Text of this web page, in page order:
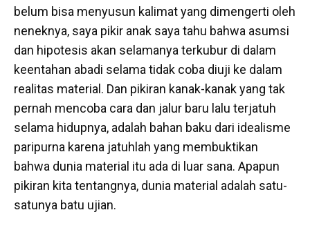
belum bisa menyusun kalimat yang dimengerti oleh
neneknya, saya pikir anak saya tahu bahwa asumsi
dan hipotesis akan selamanya terkubur di dalam
keentahan abadi selama tidak coba diuji ke dalam
realitas material. Dan pikiran kanak-kanak yang tak
pernah mencoba cara dan jalur baru lalu terjatuh
selama hidupnya, adalah bahan baku dari idealisme
paripurna karena jatuhlah yang membuktikan
bahwa dunia material itu ada di luar sana. Apapun
pikiran kita tentangnya, dunia material adalah satu-
satunya batu ujian.